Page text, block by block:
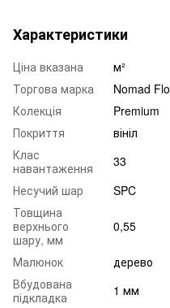
Характеристики
Ціна вказана
м²
Торгова марка
Nomad Flo
Колекція
Premium
Покриття
вініл
Клас
навантаження
33
Несучий шар
SPC
Товщина
верхнього
шару, мм
0,55
Малюнок
дерево
Вбудована
підкладка
1 мм